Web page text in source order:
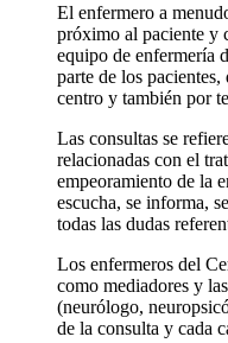
El enfermero a
próximo al paciente y
equipo de enfermería
parte de los
centro y también por
Las consultas se
relacionadas con el
empeoramiento de la
escucha, se informa,
todas las dudas
Los enfermeros del
como mediadores y
(neurólogo,
de la consulta y cada